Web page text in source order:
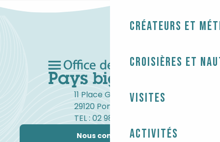
Créateurs et
Croisières et
Visites
Activités
11 Place Gambetta
29120 Pont-l'Abbé
TEL : 02 98 82 37 99
Nous contacter